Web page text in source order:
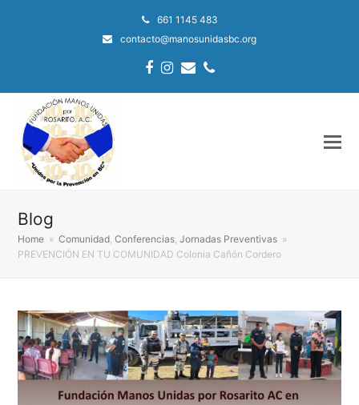
661 1145 483
contacto@manosunidasbc.org
Facebook
Instagram
EmailPhone
Blog
Home » Comunidad,Conferencias,Jornadas Preventivas »
PREVENCIÓN EN TU COMUNIDAD Colonia Cañón Cordero